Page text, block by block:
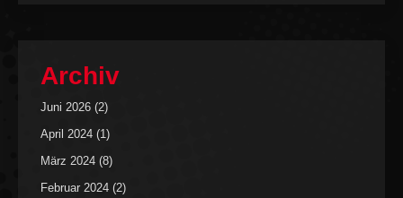
Archiv
Juni 2026 (2)
April 2024 (1)
März 2024 (8)
Februar 2024 (2)